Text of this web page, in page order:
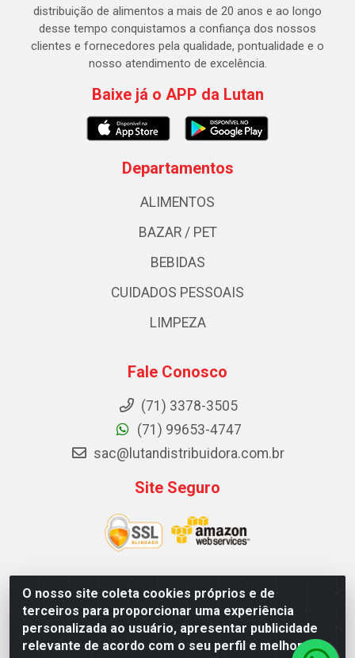
O nosso site coleta cookies próprios e de
terceiros para proporcionar uma experiência
personalizada ao usuário, apresentar publicidade
relevante de acordo com o seu perfil e melhorar a
distribuição de alimentos a mais de 20 anos e ao longo
desse tempo conquistamos a confiança dos nossos
clientes e fornecedores pela qualidade, pontualidade e o
nosso atendimento de excelência.
Baixe já o APP da Lutan
Departamentos
ALIMENTOS
BAZAR / PET
BEBIDAS
CUIDADOS PESSOAIS
LIMPEZA
Fale Conosco
(71) 3378-3505
(71) 99653-4747
sac@lutandistribuidora.com.br
Site Seguro
Lutan Distribuidora - Rua Dr. Gerino Souza Filho, 1525 -
Itinga - Lauro de Freitas / BA - CEP 42700-000 - CNPJ
05.156.713/0001-62